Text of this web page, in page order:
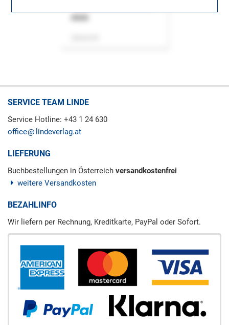
SERVICE TEAM LINDE
Service Hotline: +43 1 24 630
office
lindeverlag.at
LIEFERUNG
Buchbestellungen in Österreich versandkostenfrei
weitere Versandkosten
BEZAHLINFO
Wir liefern per Rechnung, Kreditkarte, PayPal oder Sofort.